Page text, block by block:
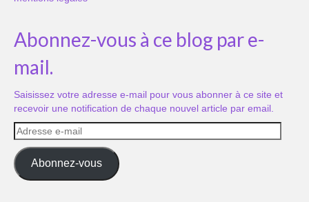
Abonnez-vous à ce blog par e-
mail.
Saisissez votre adresse e-mail pour vous abonner à ce site et
recevoir une notification de chaque nouvel article par email.
Adresse
e-
mail
Abonnez-vous